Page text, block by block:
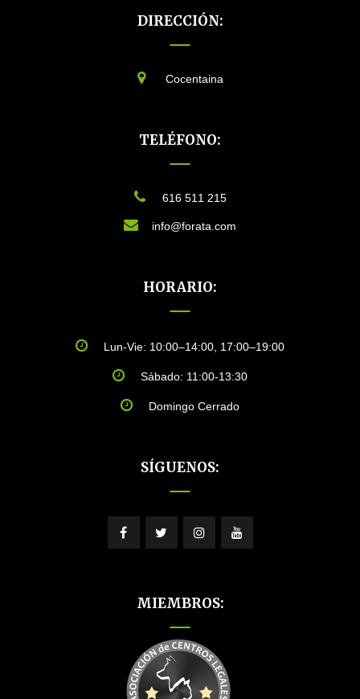
DIRECCIÓN:
Cocentaina
TELÉFONO:
616 511 215
info@forata.com
HORARIO:
Lun-Vie: 10:00–14:00, 17:00–19:00
Sábado: 11:00-13:30
Domingo Cerrado
SÍGUENOS:
MIEMBROS: